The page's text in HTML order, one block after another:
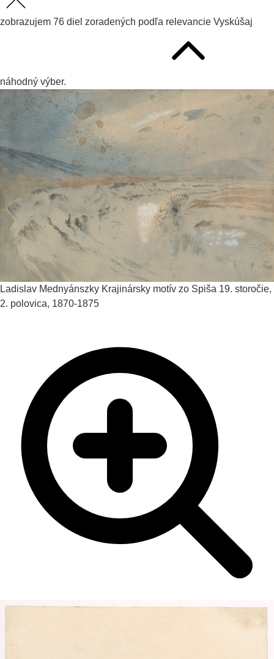
zobrazujem 76 diel zoradených podľa relevancie Vyskúšaj
náhodný výber.
Ladislav Mednyánszky Krajinársky motív zo Spiša 19. storočie,
2. polovica, 1870-1875